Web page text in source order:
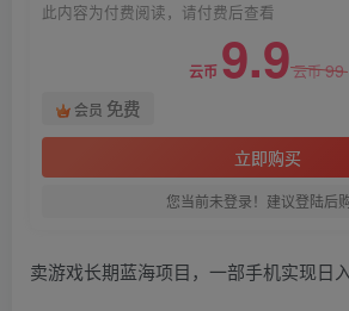
此内容为付费阅读，请付费后查看
云币 9.9云币99
会员 免费
立即购买
您当前未登录！建议登陆后
卖游戏长期蓝海项目，一部手机实现日